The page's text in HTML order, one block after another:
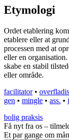
Etymologi
Ordet etablering
etablere eller at
processen med at
eller en
skabe en stabil
eller område.
facilitator•
gen • mingle • ass. •
bolig praksis
Få nyt fra os –
Et par gange om